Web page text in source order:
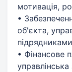
мотивація,
•
об'єкта,
підрядниками
• Фінансове
управлінська